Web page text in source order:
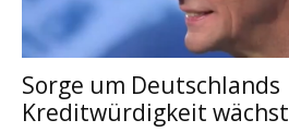
Sorge um Deutschlands
Kreditwürdigkeit wächst